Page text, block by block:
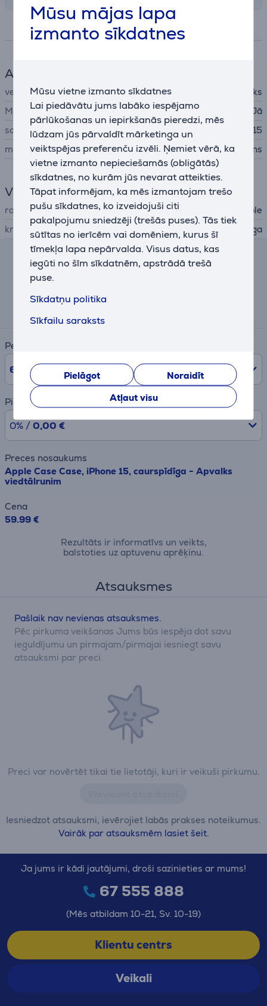
Mūsu mājas lapa
izmanto sīkdatnes
Mūsu vietne izmanto sīkdatnes
Lai piedāvātu jums labāko iespējamo
pārlūkošanas un iepirkšanās pieredzi, mēs
lūdzam jūs pārvaldīt mārketinga un
veiktspējas preferenču izvēli. Ņemiet vērā, ka
vietne izmanto nepieciešamās (obligātās)
sīkdatnes, no kurām jūs nevarat atteikties.
Tāpat informējam, ka mēs izmantojam trešo
pušu sīkdatnes, ko izveidojuši citi
pakalpojumu sniedzēji (trešās puses). Tās tiek
sūtītas no ierīcēm vai domēniem, kurus šī
tīmekļa lapa nepārvalda. Visus datus, kas
iegūti no šīm sīkdatnēm, apstrādā trešā
puse.
Sīkdatņu politika
Sīkfailu saraksts
Pielāgot
Noraidīt
Atļaut visu
Specifikācija
Aksesuāri telefonam
veids
Aizsargājošs apvalks
MagSafe
Jā
savietojams ar telefoniem
Apple iPhone 15
materiāls
silikons
Vispārējais parametrs
ražotājs
Apple
krāsa
caurspīdīga
Līzinga un nomas kalkulators
Aptuvens ikmēneša maksājums
Periods
6 mēn.
Pirmā iemaksa
0% / 0,00 €
Preces nosaukums
Apple Case Case, iPhone 15, caurspīdīga - Apvalks
viedtālrunim
Cena
59.99 €
Rezultāts ir informatīvs un veikts,
balstoties uz aptuvenu aprēķinu.
Atsauksmes
Preci var novērtēt tikai tie lietotāji, kuri ir veikuši pirkumu.
Iesniedzot atsauksmi, ievērojiet labās prakses noteikumus.
Vairāk par atsauksmēm lasiet šeit.
Pašlaik nav nevienas atsauksmes.
Pēc pirkuma veikšanas Jums būs iespēja dot savu
ieguldījumu un pirmajam/pirmajai iesniegt savu
atsauksmi par preci.
Ja jums ir kādi jautājumi, droši sazinieties ar mums!
67 555 888
(Mēs atbildam 10-21, Sv. 10-19)
Klientu centrs
Veikali